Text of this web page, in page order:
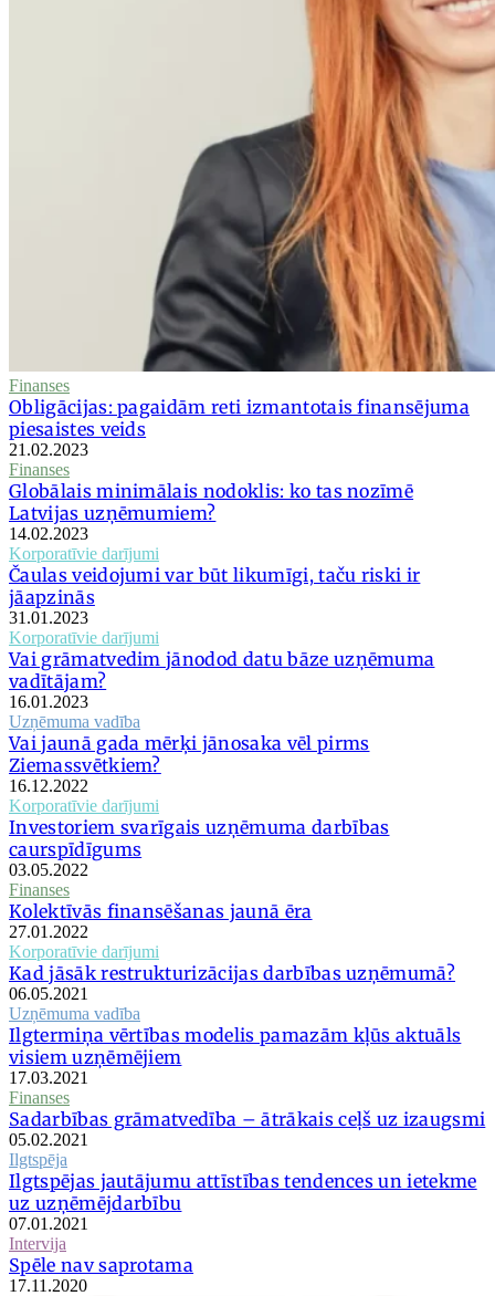
Finanses
Obligācijas: pagaidām reti izmantotais finansējuma
piesaistes veids
21.02.2023
Finanses
Globālais minimālais nodoklis: ko tas nozīmē
Latvijas uzņēmumiem?
14.02.2023
Korporatīvie darījumi
Čaulas veidojumi var būt likumīgi, taču riski ir
jāapzinās
31.01.2023
Korporatīvie darījumi
Vai grāmatvedim jānodod datu bāze uzņēmuma
vadītājam?
16.01.2023
Uzņēmuma vadība
Vai jaunā gada mērķi jānosaka vēl pirms
Ziemassvētkiem?
16.12.2022
Korporatīvie darījumi
Investoriem svarīgais uzņēmuma darbības
caurspīdīgums
03.05.2022
Finanses
Kolektīvās finansēšanas jaunā ēra
27.01.2022
Korporatīvie darījumi
Kad jāsāk restrukturizācijas darbības uzņēmumā?
06.05.2021
Uzņēmuma vadība
Ilgtermiņa vērtības modelis pamazām kļūs aktuāls
visiem uzņēmējiem
17.03.2021
Finanses
Sadarbības grāmatvedība – ātrākais ceļš uz izaugsmi
05.02.2021
Ilgtspēja
Ilgtspējas jautājumu attīstības tendences un ietekme
uz uzņēmējdarbību
07.01.2021
Intervija
Spēle nav saprotama
17.11.2020